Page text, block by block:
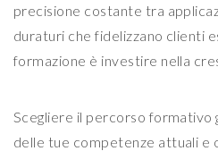
precisione costante tra
duraturi che fidelizzano clienti
formazione è investire nella
Scegliere il percorso formativo
delle tue competenze attuali e